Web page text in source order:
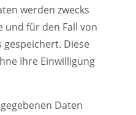
werden zwecks
und für den Fall von
Diese
Ihre Einwilligung
Daten